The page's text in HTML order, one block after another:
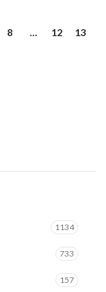
1134
733
157
8 … 12
13